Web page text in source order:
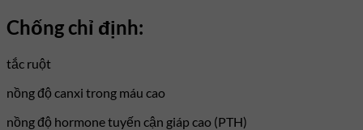
Chống chỉ định:
tắc ruột
nồng độ canxi trong máu cao
nồng độ hormone tuyến cận giáp cao (PTH)